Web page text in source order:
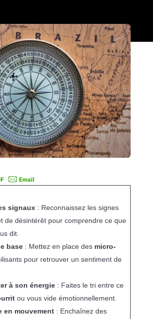
signaux: Reconnaissez les signes
de désintérêt pour comprendre ce que
dit.
base: Mettez en place des micro-
pour retrouver un sentiment de
à son énergie: Faites le tri entre ce
ou vous vide émotionnellement.
en mouvement: Enchaînez des